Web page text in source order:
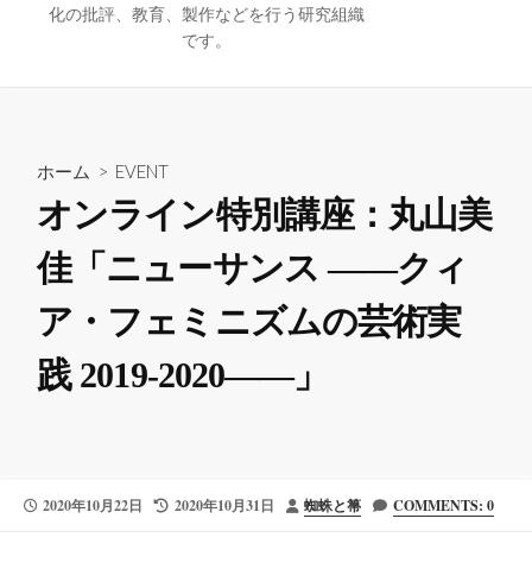
化の批評、教育、製作などを行う研究組織
です。
ホーム > EVENT
オンライン特別講座：丸山美
佳「ニューサンス ——クィ
ア・フェミニズムの芸術実
践 2019-2020——」
公
2020年10月22日
最
2020年10月31日
投
蜘蛛と箒 COMMENTS: 0